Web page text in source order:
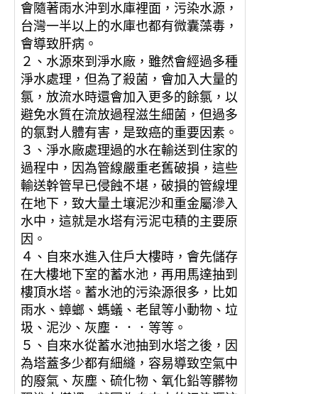
會隨著雨水沖到水庫裡面，污染水源，
台灣一半以上的水庫也都有微囊藻毒，
會導致肝病。
２、水源來到淨水廠，雖然會經過多種
淨水處理，但為了殺菌，會加入大量的
氯，放流水時還會加入更多的餘氯，以
避免水質在流放過程滋生細菌，但過多
的氯對人體有害，是致癌的重要因素。
３、淨水廠處理過的水在輸送到住家的
過程中，因為管線嚴重老舊破損，這些
輸送幹管早已侵蝕不堪，破損的管線埋
在地下，致大量土壤泥沙和重金屬滲入
水中，這就是水塔有污泥屯積的主要原
因。
４、自來水進入住戶大樓時，會先儲存
在大樓地下室的蓄水池，再用馬達抽到
樓頂水塔。蓄水池的污染源很多，比如
雨水、蟑螂、螞蟻、老鼠等小動物、垃
圾、泥沙、灰塵．．．等等。
５、自來水從蓄水池抽到水塔之後，因
為塔蓋多少都有細縫，容易導致空氣中
的廢氣、灰塵、硫化物、氧化鉛等髒物